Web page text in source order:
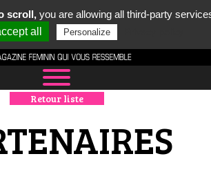
NEWS
MODE
Retour liste
scroll,you are allowing all third-party
all
Personalize